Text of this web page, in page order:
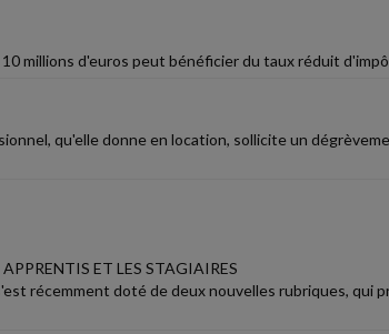
millions d'euros peut bénéficier du taux réduit
qu'elle donne en location, sollicite un
ET LES STAGIAIRES
récemment doté de deux nouvelles rubriques,